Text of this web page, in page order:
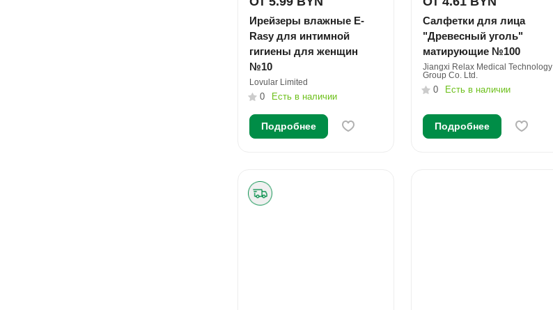
Ирейзеры влажные E-
Rasy для интимной
гигиены для женщин
№10
Lovular Limited
0 Есть в наличии
Подробнее
Салфетки для лица
"Древесный уголь"
матирующие №100
Jiangxi Relax Medical Technology
Group Co. Ltd.
0 Есть в наличии
Подробнее